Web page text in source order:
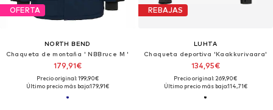
OFERTA
NORTH BEND
Chaqueta de montaña ' NBBruce M '
179,91€
Precio original: 199,90€
Último precio más bajo:179,91€
REBAJAS
LUHTA
Chaqueta deportiva 'Kaakkurivaara'
134,95€
Precio original: 269,90€
Último precio más bajo:114,71€